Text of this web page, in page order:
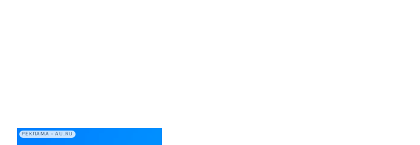
РЕКЛАМА • AU.RU